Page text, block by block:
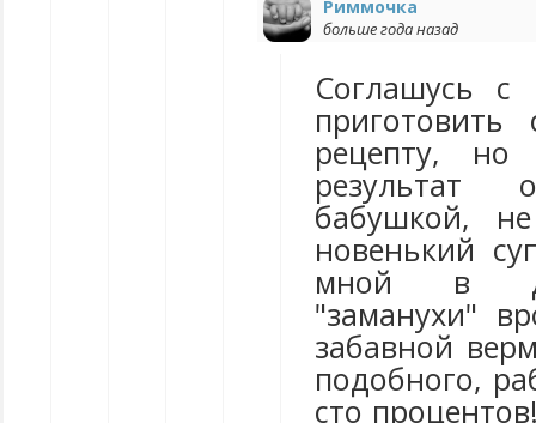
Риммочка
больше года назад
Соглашусь
рецепту,
бабушкой,
новенький
мной в
"заманухи"
забавной
подобного,
сто